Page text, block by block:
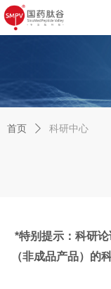
首页 ꄲ 科研中心
*特别提示：科研
（非成品产品）的